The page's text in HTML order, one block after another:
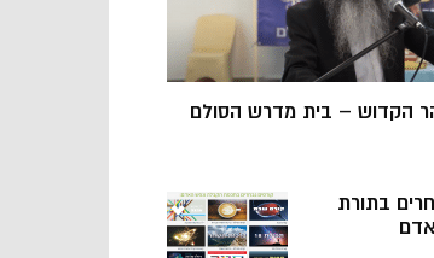
הקדוש – בית מדרש הסולם
בתורת